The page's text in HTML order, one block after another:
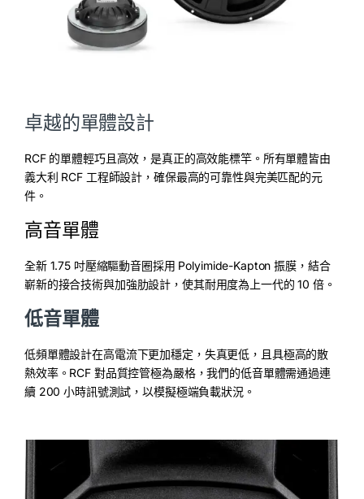
卓越的單體設計
RCF 的單體輕巧且高效，是真正的高效能標竿。所有單體皆由
義大利 RCF 工程師設計，確保最高的可靠性與完美匹配的元
件。
高音單體
全新 1.75 吋壓縮驅動音圈採用 Polyimide-Kapton 振膜，結合
嶄新的接合技術與加強肋設計，使其耐用度為上一代的 10 倍。
低音單體
低頻單體設計在高電流下更加穩定，失真更低，且具極高的散
熱效率。RCF 對品質控管極為嚴格，我們的低音單體需通過連
續 200 小時訊號測試，以模擬極端負載狀況。